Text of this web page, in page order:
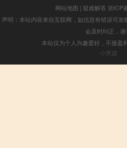
网站地图 | 疑难解答 浙ICP
声明：本站内容来自互联网，如信息有错误可
会及时纠正，谢
本站仅为个人兴趣爱好，不接盈
小男孩